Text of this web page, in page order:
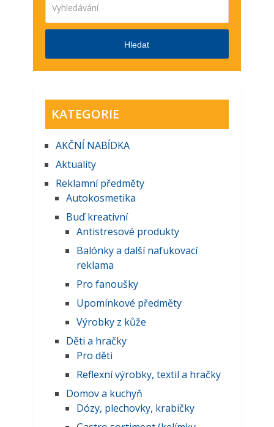
Hledat
KATEGORIE
AKČNĺ NABĺDKA
Aktuality
Reklamní předměty
Autokosmetika
Buď kreativní
Antistresové produkty
Balónky a další nafukovací
reklama
Pro fanoušky
Upomínkové předměty
Výrobky z kůže
Děti a hračky
Pro děti
Reflexní výrobky, textil a hračky
Domov a kuchyň
Dózy, plechovky, krabičky